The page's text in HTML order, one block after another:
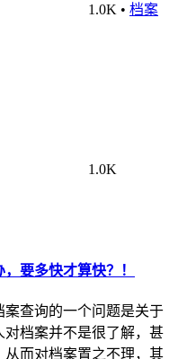
1.0K • 档案
1.0K
要多快才算快？！
案查询的一个问题是关于
档案并不是很了解，甚
而对档案置之不理，其